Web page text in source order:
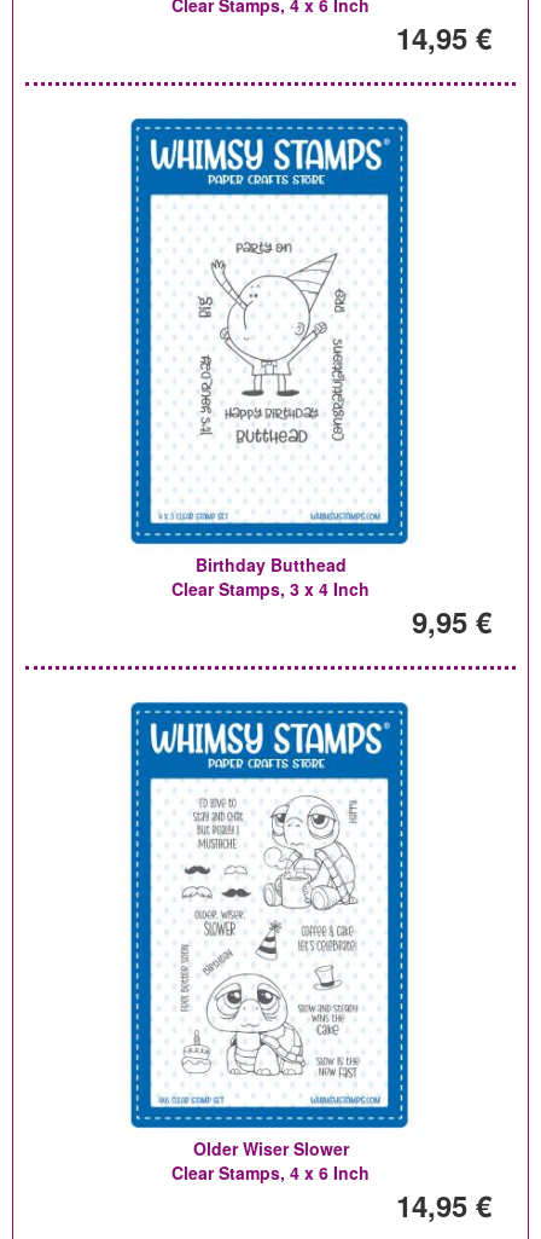
Clear Stamps, 4 x 6 Inch
14,95 €
Birthday Butthead
Clear Stamps, 3 x 4 Inch
9,95 €
Older Wiser Slower
Clear Stamps, 4 x 6 Inch
14,95 €